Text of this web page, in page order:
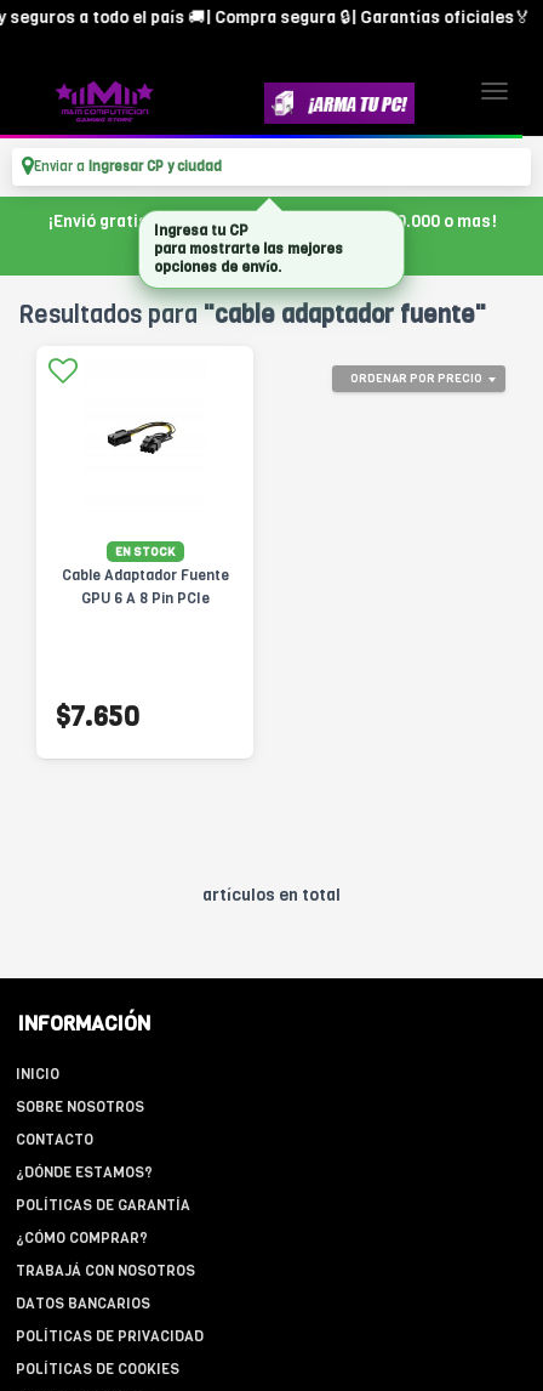
a todo el país 🚚| Compra segura 🔒| Garantías oficiales🏅
Enviar a Ingresar CP y ciudad
¡Envió gratis en CABA, con tu compra de $300.000 o mas!
Resultados para"cable adaptador fuente"
ORDENAR POR PRECIO
EN STOCK
Cable Adaptador Fuente
GPU 6 A 8 Pin PCIe
$7.650
artículos en total
INFORMACIÓN
INICIO
SOBRE NOSOTROS
CONTACTO
¿DÓNDE ESTAMOS?
POLÍTICAS DE GARANTÍA
¿CÓMO COMPRAR?
TRABAJÁ CON NOSOTROS
DATOS BANCARIOS
POLÍTICAS DE PRIVACIDAD
POLÍTICAS DE COOKIES
Ingresa tu CP
para mostrarte las mejores
opciones de envío.